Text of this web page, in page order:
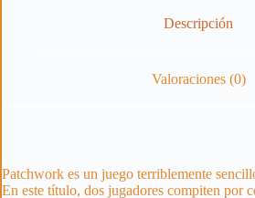
Descripción
Valoraciones (0)
Patchwork es un juego terriblemente
En este título, dos jugadores compiten por